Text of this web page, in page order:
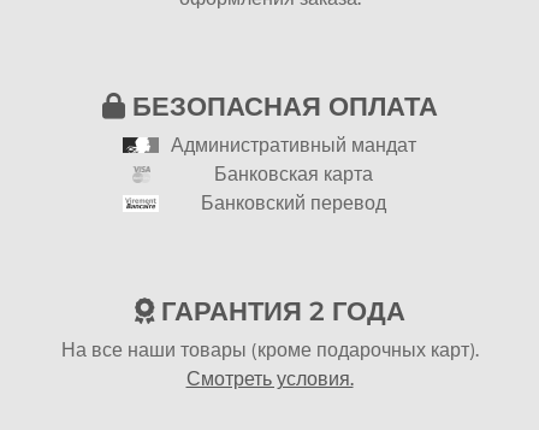
БЕЗОПАСНАЯ ОПЛАТА
Административный мандат
Банковская карта
Банковский перевод
ГАРАНТИЯ 2 ГОДА
На все наши товары (кроме подарочных карт).
Смотреть условия.